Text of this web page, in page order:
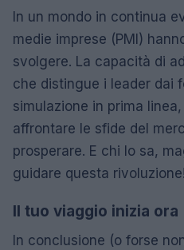
In un mondo in continua
medie imprese (PMI)
svolgere. La capacità di
che distingue i leader dai
simulazione in prima
affrontare le sfide del
prosperare. E chi lo sa,
guidare questa rivoluzione!
Il tuo viaggio inizia ora
In conclusione (o forse